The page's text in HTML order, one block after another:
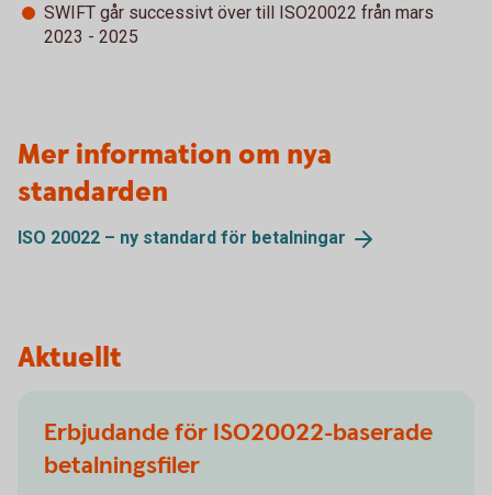
SWIFT går successivt över till ISO20022 från mars
2023 - 2025
Mer information om nya
standarden
ISO 20022 – ny standard för betalningar
Aktuellt
Erbjudande för ISO20022-baserade
betalningsfiler